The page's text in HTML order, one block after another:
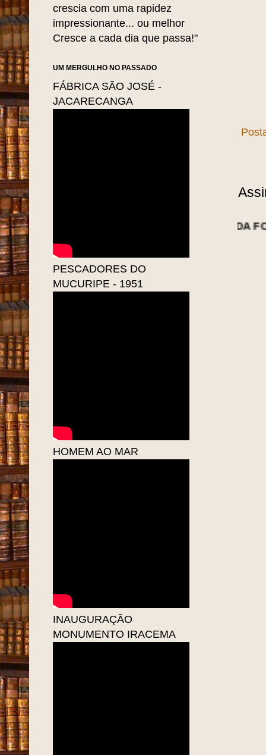
NOTÍCIAS DA FORTALEZA
crescia com uma rapidez
impressionante... ou melhor
Cresce a cada dia que passa!"
UM MERGULHO NO PASSADO
FÁBRICA SÃO JOSÉ -
JACARECANGA
PESCADORES DO
MUCURIPE - 1951
HOMEM AO MAR
INAUGURAÇÃO
MONUMENTO IRACEMA